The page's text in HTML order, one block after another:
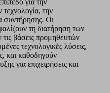
για την
την
συντήρησης. Οι
τη διατήρηση των
τις βάσεις προμηθευτών
τεχνολογικές λύσεις,
και καθοδηγούν
για επιχειρήσεις και